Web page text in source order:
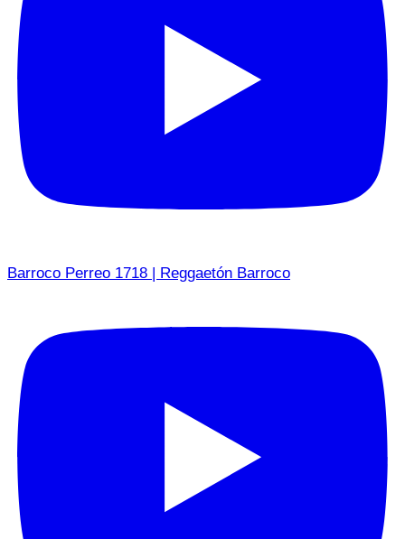
Barroco Perreo 1718 | Reggaetón Barroco